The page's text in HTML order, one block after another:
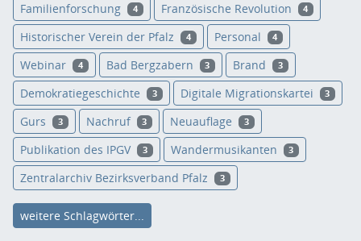
Familienforschung 4 Französische Revolution 4
Historischer Verein der Pfalz 4 Personal 4
Webinar 4 Bad Bergzabern 3 Brand 3
Demokratiegeschichte 3 Digitale Migrationskartei 3
Gurs 3 Nachruf 3 Neuauflage 3
Publikation des IPGV 3 Wandermusikanten 3
Zentralarchiv Bezirksverband Pfalz 3
weitere Schlagwörter...